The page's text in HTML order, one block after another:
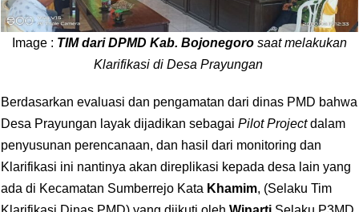
Image : TIM dari DPMD Kab. Bojonegoro saat melakukan
Klarifikasi di Desa Prayungan
Berdasarkan evaluasi dan pengamatan dari dinas PMD bahwa
Desa Prayungan layak dijadikan sebagai Pilot Projectdalam
penyusunan perencanaan, dan hasil dari monitoring dan
Klarifikasi ini nantinya akan direplikasi kepada desa lain yang
ada di Kecamatan Sumberrejo Kata Khamim, (Selaku Tim